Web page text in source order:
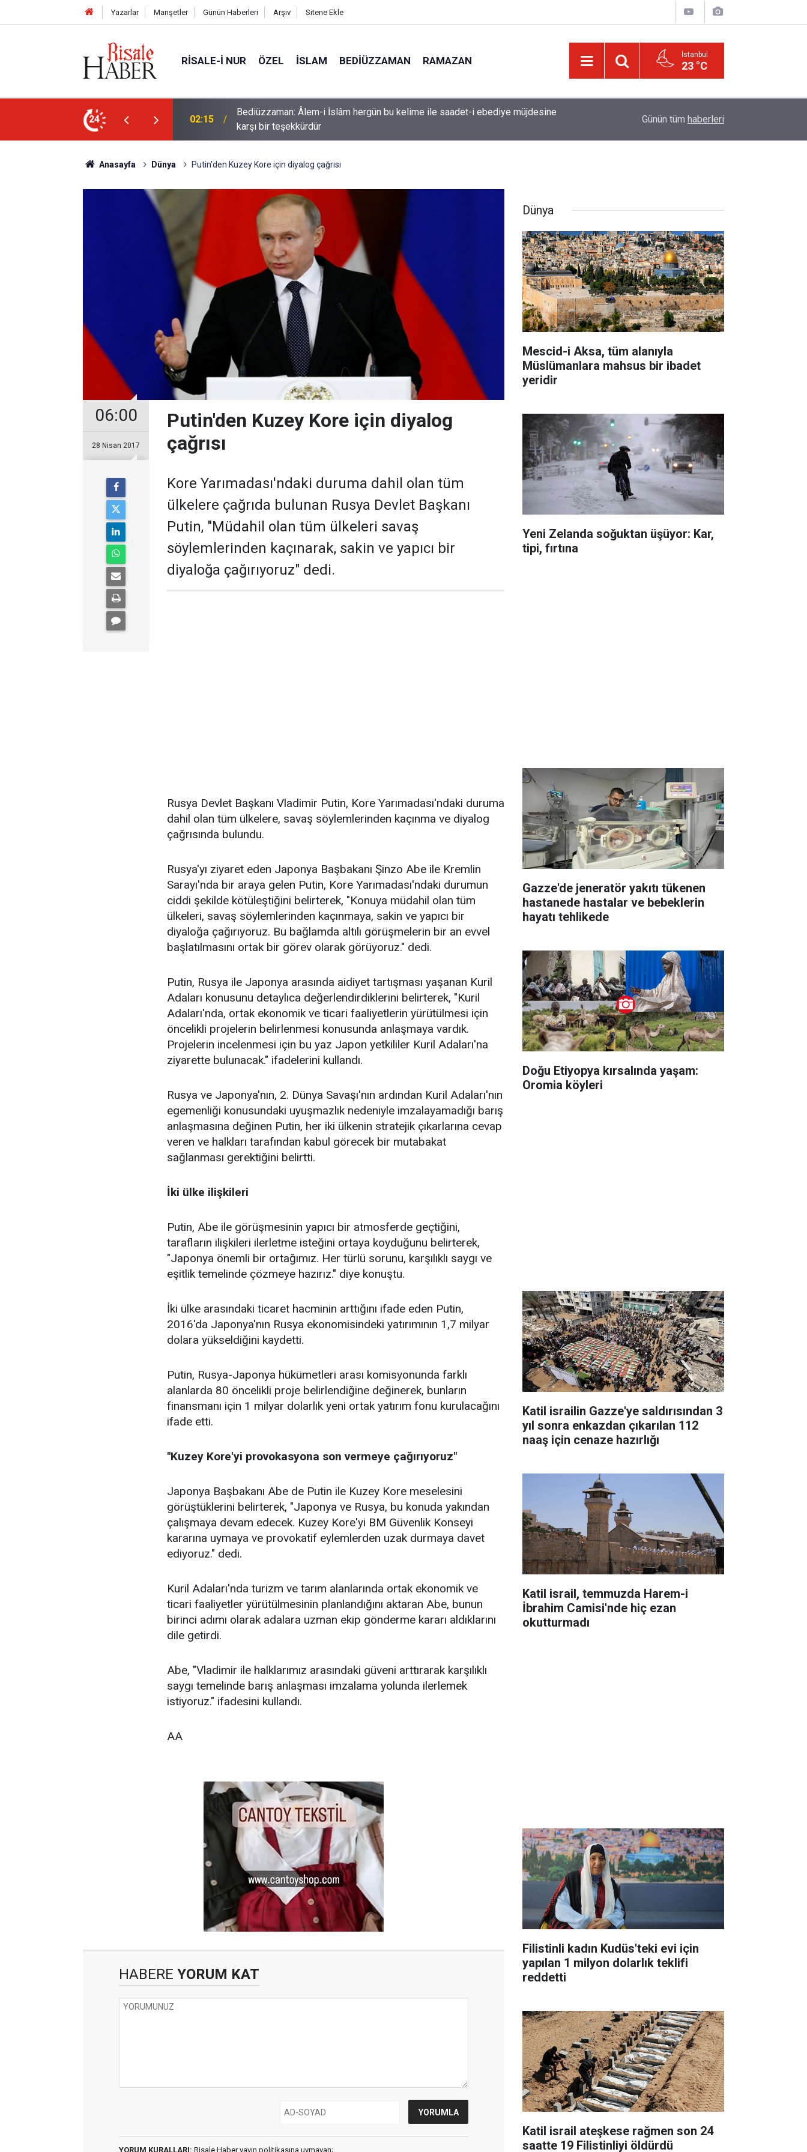
Yazarlar Manşetler Günün Haberleri Arşiv Sitene Ekle
RISALE-I NUR ÖZEL İSLAM BEDIÜZZAMAN RAMAZAN İstanbul
23 °C
24
bu kelime ile saadet-i ebediye müjdesine
01:45 Cimrilik etme ki, Allah da senden ihsanını kesmesin Bildirilmedi mi ki insan için, kendi çalıştığından
Günün tüm haberleri
Anasayfa Dünya Putin'den Kuzey Kore için diyalog çağrısı
06:00
28 Nisan 2017
Putin'den Kuzey Kore için diyalog
çağrısı
Kore Yarımadası'ndaki duruma dahil olan tüm
ülkelere çağrıda bulunan Rusya Devlet Başkanı
Putin, "Müdahil olan tüm ülkeleri savaş
söylemlerinden kaçınarak, sakin ve yapıcı bir
diyaloğa çağırıyoruz" dedi.
Rusya Devlet Başkanı Vladimir Putin, Kore Yarımadası'ndaki duruma
dahil olan tüm ülkelere, savaş söylemlerinden kaçınma ve diyalog
çağrısında bulundu.
Rusya'yı ziyaret eden Japonya Başbakanı Şinzo Abe ile Kremlin
Sarayı'nda bir araya gelen Putin, Kore Yarımadası'ndaki durumun
ciddi şekilde kötüleştiğini belirterek, "Konuya müdahil olan tüm
ülkeleri, savaş söylemlerinden kaçınmaya, sakin ve yapıcı bir
diyaloğa çağırıyoruz. Bu bağlamda altılı görüşmelerin bir an evvel
başlatılmasını ortak bir görev olarak görüyoruz." dedi.
Putin, Rusya ile Japonya arasında aidiyet tartışması yaşanan Kuril
Adaları konusunu detaylıca değerlendirdiklerini belirterek, "Kuril
Adaları'nda, ortak ekonomik ve ticari faaliyetlerin yürütülmesi için
öncelikli projelerin belirlenmesi konusunda anlaşmaya vardık.
Projelerin incelenmesi için bu yaz Japon yetkililer Kuril Adaları'na
ziyarette bulunacak." ifadelerini kullandı.
Rusya ve Japonya'nın, 2. Dünya Savaşı'nın ardından Kuril Adaları'nın
egemenliği konusundaki uyuşmazlık nedeniyle imzalayamadığı barış
anlaşmasına değinen Putin, her iki ülkenin stratejik çıkarlarına cevap
veren ve halkları tarafından kabul görecek bir mutabakat
sağlanması gerektiğini belirtti.
İki ülke ilişkileri
Putin, Abe ile görüşmesinin yapıcı bir atmosferde geçtiğini,
tarafların ilişkileri ilerletme isteğini ortaya koyduğunu belirterek,
"Japonya önemli bir ortağımız. Her türlü sorunu, karşılıklı saygı ve
eşitlik temelinde çözmeye hazırız." diye konuştu.
İki ülke arasındaki ticaret hacminin arttığını ifade eden Putin,
2016'da Japonya'nın Rusya ekonomisindeki yatırımının 1,7 milyar
dolara yükseldiğini kaydetti.
Putin, Rusya-Japonya hükümetleri arası komisyonunda farklı
alanlarda 80 öncelikli proje belirlendiğine değinerek, bunların
finansmanı için 1 milyar dolarlık yeni ortak yatırım fonu kurulacağını
ifade etti.
"Kuzey Kore'yi provokasyona son vermeye çağırıyoruz"
Japonya Başbakanı Abe de Putin ile Kuzey Kore meselesini
görüştüklerini belirterek, "Japonya ve Rusya, bu konuda yakından
çalışmaya devam edecek. Kuzey Kore'yi BM Güvenlik Konseyi
kararına uymaya ve provokatif eylemlerden uzak durmaya davet
ediyoruz." dedi.
Kuril Adaları'nda turizm ve tarım alanlarında ortak ekonomik ve
ticari faaliyetler yürütülmesinin planlandığını aktaran Abe, bunun
birinci adımı olarak adalara uzman ekip gönderme kararı aldıklarını
dile getirdi.
Abe, "Vladimir ile halklarımız arasındaki güveni arttırarak karşılıklı
saygı temelinde barış anlaşması imzalama yolunda ilerlemek
istiyoruz." ifadesini kullandı.
AA
HABERE YORUM KAT
YORUM KURALLARI: Risale Haber yayın politikasına uymayan;
Dünya
Mescid-i Aksa, tüm alanıyla
Müslümanlara mahsus bir ibadet
yeridir
Yeni Zelanda soğuktan üşüyor: Kar,
tipi, fırtına
Gazze'de jeneratör yakıtı tükenen
hastanede hastalar ve bebeklerin
hayatı tehlikede
Doğu Etiyopya kırsalında yaşam:
Oromia köyleri
Katil israilin Gazze'ye saldırısından 3
yıl sonra enkazdan çıkarılan 112
naaş için cenaze hazırlığı
Katil israil, temmuzda Harem-i
İbrahim Camisi'nde hiç ezan
okutturmadı
Filistinli kadın Kudüs'teki evi için
yapılan 1 milyon dolarlık teklifi
reddetti
Katil israil ateşkese rağmen son 24
saatte 19 Filistinliyi öldürdü